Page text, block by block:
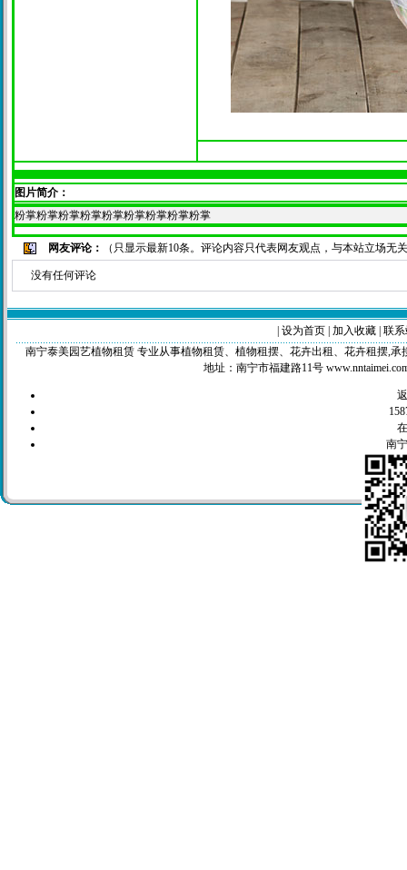
图片简介：
粉掌粉掌粉掌粉掌粉掌粉掌粉掌粉掌粉掌
网友评论： （只显示最新10条。评论内容只代表网友观点，与本站立场无
没有任何评论
设为首页| 加入收藏| 联
南宁泰美园艺植物租赁 专业从事植物租赁、植物租摆、花卉出租、花卉租摆,承
地址：南宁市福建路11号
南